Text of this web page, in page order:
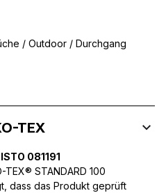
/ Outdoor / Durchgang
TEX
081191
STANDARD 100
dass das Produkt geprüft